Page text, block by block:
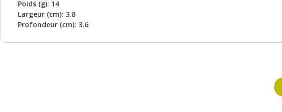
Poids (g): 14
Largeur (cm): 3.8
Profondeur (cm): 3.6